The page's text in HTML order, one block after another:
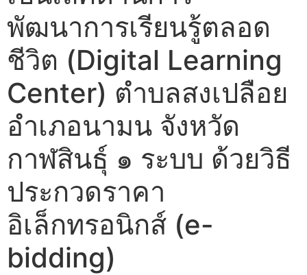
พัฒนาการเรียนรู้ตลอด
ชีวิต (Digital Learning
Center) ตำบลสงเปลือย
อำเภอนามน จังหวัด
กาฬสินธุ์ ๑ ระบบ ด้วยวิธี
ประกวดราคา
อิเล็กทรอนิกส์ (e-
bidding)